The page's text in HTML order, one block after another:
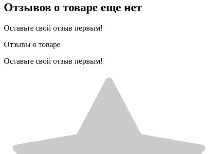
Отзывов о товаре еще нет
Оставьте свой отзыв первым!
Отзывы о товаре
Оставьте свой отзыв первым!